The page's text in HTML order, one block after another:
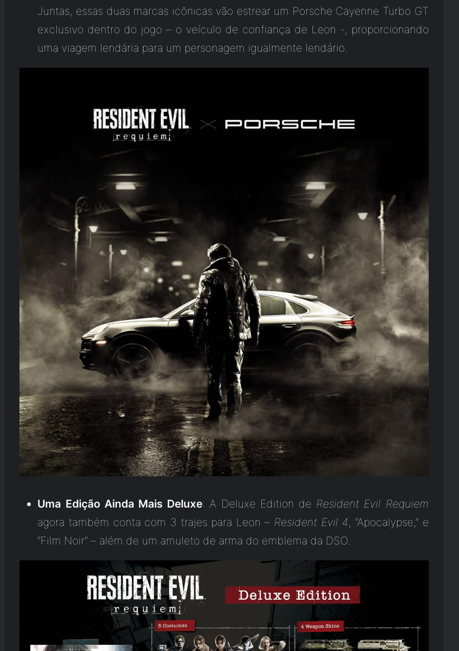
Juntas, essas duas marcas icônicas vão estrear um Porsche Cayenne Turbo GT
exclusivo dentro do jogo – o veículo de confiança de Leon -, proporcionando
uma viagem lendária para um personagem igualmente lendário.
Uma Edição Ainda Mais Deluxe: A Deluxe Edition de Resident Evil Requiem
agora também conta com 3 trajes para Leon – Resident Evil 4, “Apocalypse,” e
“Film Noir” – além de um amuleto de arma do emblema da DSO.